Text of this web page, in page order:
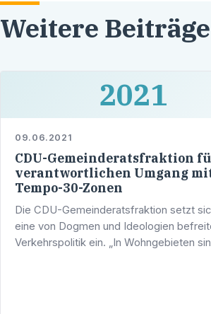
Weitere Beiträge
2021
09.06.2021
CDU-Gemeinderatsfraktion
verantwortlichen Umgang
Tempo-30-Zonen
Die CDU-Gemeinderatsfraktion setzt
eine von Dogmen und Ideologien
Verkehrspolitik ein. „In Wohngebieten